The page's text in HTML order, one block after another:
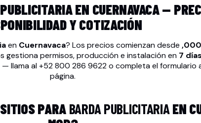
EN CUERNAVACA —
Y COTIZACIÓN
en Cuernavaca? Los precios comienzan desde
gestiona permisos, producción e instalación en 7
llama al+52 800 286 9622o completa el formulario
página.
PARA BARDA PUBLICITARIAEN